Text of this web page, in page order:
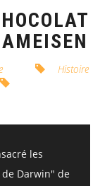
Histoire
les
Darwin" de